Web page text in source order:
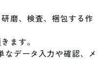
磨、検査、梱包する作
ます。
なデータ入力や確認、メ